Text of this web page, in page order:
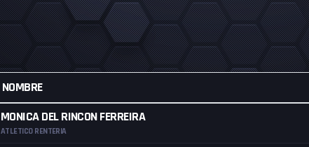
NOMBRE
MONICA DEL RINCON FERREIRA
ATLETICO RENTERIA